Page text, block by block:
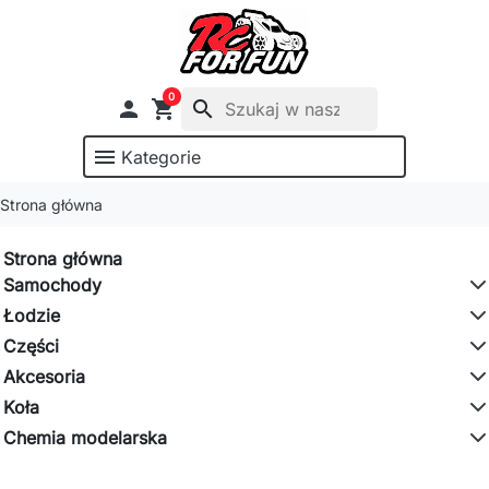
 shopping_cart
0
search
menu Kategorie
Strona główna
Strona główna
Samochody
Łodzie
Części
Akcesoria
Koła
Chemia modelarska